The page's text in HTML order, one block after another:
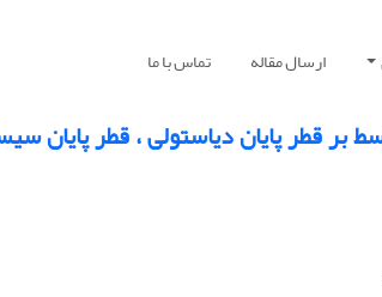
ارسال مقاله تماس با ما
بر قطر پایان دیاستولی ، قطر پایان